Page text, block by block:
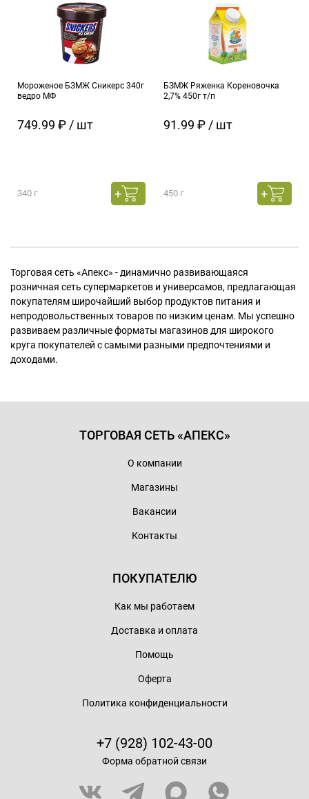
Мороженое БЗМЖ Сникерс 340г
ведро МФ
749.99 ₽ / шт
340 г
БЗМЖ Ряженка Кореновочка
2,7% 450г т/п
91.99 ₽ / шт
450 г
Торговая сеть «Апекс» - динамично развивающаяся
розничная сеть супермаркетов и универсамов, предлагающая
покупателям широчайший выбор продуктов питания и
непродовольственных товаров по низким ценам. Мы успешно
развиваем различные форматы магазинов для широкого
круга покупателей с самыми разными предпочтениями и
доходами.
ТОРГОВАЯ СЕТЬ «АПЕКС»
О компании
Магазины
Вакансии
Контакты
ПОКУПАТЕЛЮ
Как мы работаем
Доставка и оплата
Помощь
Оферта
Политика конфиденциальности
+7 (928) 102-43-00
Форма обратной связи